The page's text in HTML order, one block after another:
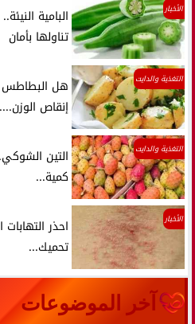
الأخبار
البامية
تناولها بأمان
التغذية والدايت
هل البطاطس
إنقاص
التغذية والدايت
كمية...
الأخبار
تحميك...
آخر الموضوعات